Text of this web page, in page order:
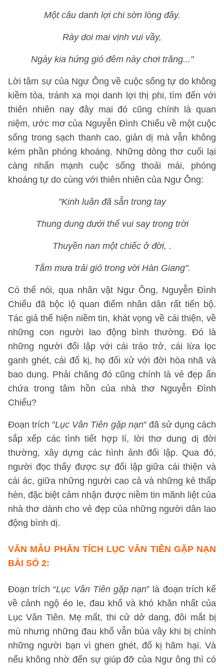
Một câu danh lợi chi sờn lòng đây.
Rày doi mai vịnh vui vầy,
Ngày kia hứng gió đêm này chơi trăng..."
Lời tâm sự của Ngư Ông về cuộc sống tự do không
kiềm tỏa, tránh xa mọi danh lợi thị phi, tìm đến với
thiên nhiên nay đây mai đó cũng chính là quan
niệm, ước mơ của Nguyễn Đình Chiểu về một cuộc
sống trong sạch thanh cao, giản dị mà vẫn không
kém phần phóng khoáng. Những dòng thơ cuối lại
càng nhấn mạnh cuộc sống thoải mái, phóng
khoáng tự do cùng với thiên nhiên của Ngư Ông:
"Kinh luân đã sẵn trong tay
Thung dung dưới thế vui say trong trời
Thuyền nan một chiếc ở đời, .
Tắm mưa trải gió trong vời Hàn Giang".
Có thể nói, qua nhân vật Ngư Ông, Nguyễn Đình
Chiểu đã bộc lộ quan điểm nhân dân rất tiến bộ.
Tác giả thể hiện niềm tin, khát vọng về cái thiện, về
những con người lao động bình thường. Đó là
những người đối lập với cái tráo trở, cái lừa lọc
ganh ghét, cái đố kị, họ đối xử với đời hòa nhã và
bao dung. Phải chăng đó cũng chính là vẻ đẹp ẩn
chứa trong tâm hồn của nhà thơ Nguyễn Đình
Chiểu?
Đoạn trích "Lục Vân Tiên gặp nạn" đã sử dụng cách
sắp xếp các tình tiết hợp lí, lời thơ dung dị đời
thường, xây dựng các hình ảnh đối lập. Qua đó,
người đọc thấy được sự đối lập giữa cái thiện và
cái ác, giữa những người cao cả và những kẻ thấp
hèn, đặc biệt cảm nhận được niềm tin mãnh liệt của
nhà thơ dành cho vẻ đẹp của những người dân lao
động bình dị.
VĂN MẪU PHÂN TÍCH LỤC VÂN TIÊN GẶP NẠN
BÀI SỐ 2:
Đoạn trích “Lục Vân Tiên gặp nạn” là đoạn trích kể
về cảnh ngộ éo le, đau khổ và khó khăn nhất của
Lục Vân Tiên. Mẹ mất, thi cử dở dang, đôi mắt bị
mù nhưng những đau khổ vẫn bủa vây khi bị chính
những người bạn vì ghen ghét, đố kị hãm hại. Và
nếu không nhờ đến sự giúp đỡ của Ngư ông thì có